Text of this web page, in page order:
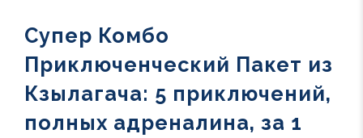
Супер Комбо
Приключенческий Пакет из
Кзылагача: 5 приключений,
полных адреналина, за 1